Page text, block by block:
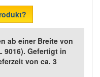
ab einer Breite von
9016). Gefertigt in
von ca. 3